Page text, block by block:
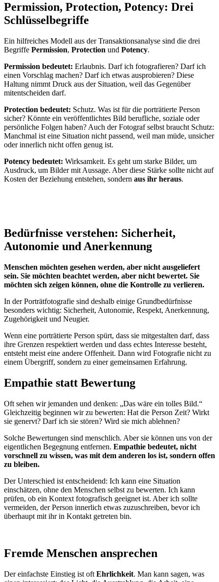
Permission, Protection, Potency: Drei
Schlüsselbegriffe
Ein hilfreiches Modell aus der Transaktionsanalyse sind die drei
Begriffe Permission, Protection und Potency.
Permission bedeutet: Erlaubnis. Darf ich fotografieren? Darf ich
einen Vorschlag machen? Darf ich etwas ausprobieren? Diese
Haltung nimmt Druck aus der Situation, weil das Gegenüber
mitentscheiden darf.
Protection bedeutet: Schutz. Was ist für die porträtierte Person
sicher? Könnte ein veröffentlichtes Bild berufliche, soziale oder
persönliche Folgen haben? Auch der Fotograf selbst braucht Schutz:
Manchmal ist eine Situation nicht passend, weil man müde, unsicher
oder innerlich nicht offen genug ist.
Potency bedeutet: Wirksamkeit. Es geht um starke Bilder, um
Ausdruck, um Bilder mit Aussage. Aber diese Stärke sollte nicht auf
Kosten der Beziehung entstehen, sondern aus ihr heraus.
Bedürfnisse verstehen: Sicherheit,
Autonomie und Anerkennung
Menschen möchten gesehen werden, aber nicht ausgeliefert
sein. Sie möchten beachtet werden, aber nicht bewertet. Sie
möchten sich zeigen können, ohne die Kontrolle zu verlieren.
In der Porträtfotografie sind deshalb einige Grundbedürfnisse
besonders wichtig: Sicherheit, Autonomie, Respekt, Anerkennung,
Zugehörigkeit und Neugier.
Wenn eine porträtierte Person spürt, dass sie mitgestalten darf, dass
ihre Grenzen respektiert werden und dass echtes Interesse besteht,
entsteht meist eine andere Offenheit. Dann wird Fotografie nicht zu
einem Übergriff, sondern zu einer gemeinsamen Erfahrung.
Empathie statt Bewertung
Oft sehen wir jemanden und denken: „Das wäre ein tolles Bild.“
Gleichzeitig beginnen wir zu bewerten: Hat die Person Zeit? Wirkt
sie genervt? Darf ich sie stören? Wird sie mich ablehnen?
Solche Bewertungen sind menschlich. Aber sie können uns von der
eigentlichen Begegnung entfernen. Empathie bedeutet, nicht
vorschnell zu wissen, was mit dem anderen los ist, sondern offen
zu bleiben.
Der Unterschied ist entscheidend: Ich kann eine Situation
einschätzen, ohne den Menschen selbst zu bewerten. Ich kann
prüfen, ob ein Kontext fotografisch geeignet ist. Aber ich sollte
vermeiden, der Person innerlich etwas zuzuschreiben, bevor ich
überhaupt mit ihr in Kontakt getreten bin.
Fremde Menschen ansprechen
Der einfachste Einstieg ist oft Ehrlichkeit. Man kann sagen, was